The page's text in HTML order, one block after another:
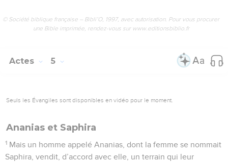
© Société biblique française – Bibli’O, 1997, avec autorisation. Pour vous procurer
une Bible imprimée, rendez-vous sur www.editionsbiblio.fr
Actes 5
Seuls les Évangiles sont disponibles en vidéo pour le moment.
Ananias et Saphira
1 Mais un homme appelé Ananias, dont la femme se nommait
Saphira, vendit, d’accord avec elle, un terrain qui leur